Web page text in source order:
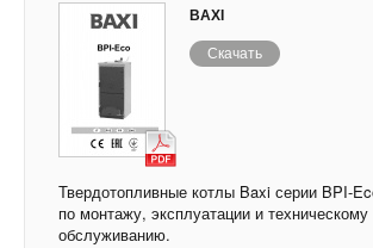
BAXI
Скачать
Твердотопливные котлы Baxi серии BPI-
по монтажу, эксплуатации и техническому
обслуживанию.